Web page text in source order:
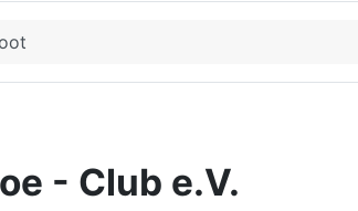
- Club e.V.